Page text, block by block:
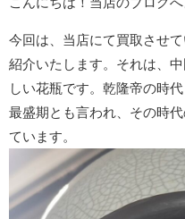
今回は、当店にて買取させ
紹介いたします。それは、
しい花瓶です。乾隆帝の時
最盛期とも言われ、その時
ています。